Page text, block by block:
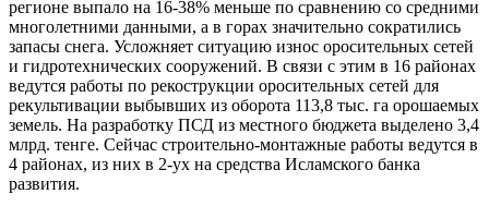
регионе выпало на 16-38% меньше по сравнению со средними
многолетними данными, а в горах значительно сократились
запасы снега. Усложняет ситуацию износ оросительных сетей
и гидротехнических сооружений. В связи с этим в 16 районах
ведутся работы по рекострукции оросительных сетей для
рекультивации выбывших из оборота 113,8 тыс. га орошаемых
земель. На разработку ПСД из местного бюджета выделено 3,4
млрд. тенге. Сейчас строительно-монтажные работы ведутся в
4 районах, из них в 2-ух на средства Исламского банка
развития.